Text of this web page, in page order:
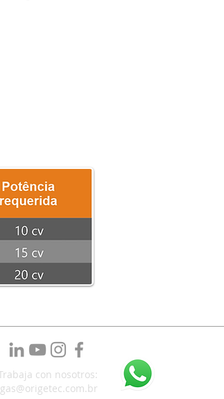
con nosotros: